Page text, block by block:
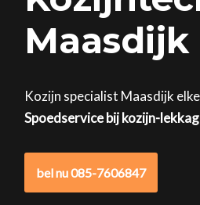
Kozijn specialist Maasdijk
Spoedservice bij kozijn-
bel nu 085-7606847